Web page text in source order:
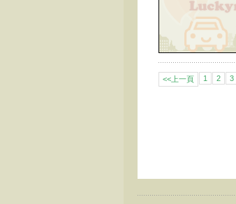
<<上一頁 1 2 3